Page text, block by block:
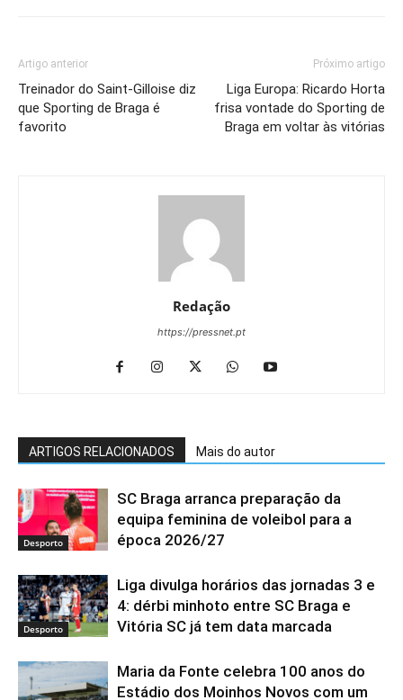
Artigo anterior
Treinador do Saint-Gilloise diz
que Sporting de Braga é
favorito
Próximo artigo
Liga Europa: Ricardo Horta
frisa vontade do Sporting de
Braga em voltar às vitórias
Redação
https://pressnet.pt
ARTIGOS RELACIONADOS Mais do autor
Desporto
SC Braga arranca preparação da
equipa feminina de voleibol para a
época 2026/27
Desporto
Liga divulga horários das jornadas 3 e
4: dérbi minhoto entre SC Braga e
Vitória SC já tem data marcada
Maria da Fonte celebra 100 anos do
Estádio dos Moinhos Novos com um